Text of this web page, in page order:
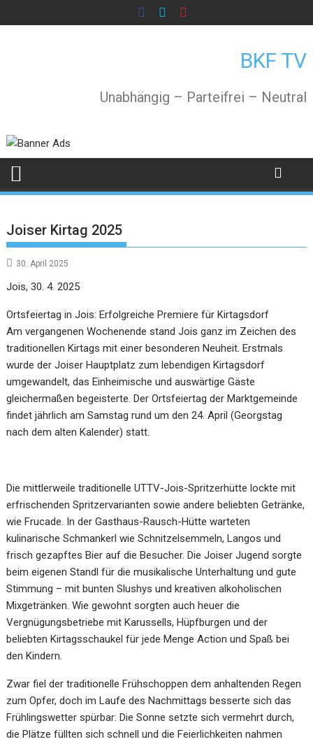
to
BKF TV
Unabhängig – Parteifrei – Neutral
Joiser Kirtag 2025
30. April 2025
Jois, 30. 4. 2025
Ortsfeiertag in Jois: Erfolgreiche Premiere für Kirtagsdorf
Am vergangenen Wochenende stand Jois ganz im Zeichen des
traditionellen Kirtags mit einer besonderen Neuheit. Erstmals
wurde der Joiser Hauptplatz zum lebendigen Kirtagsdorf
umgewandelt, das Einheimische und auswärtige Gäste
gleichermaßen begeisterte. Der Ortsfeiertag der Marktgemeinde
findet jährlich am Samstag rund um den 24. April (Georgstag
nach dem alten Kalender) statt.
Die mittlerweile traditionelle UTTV-Jois-Spritzerhütte lockte mit
erfrischenden Spritzervarianten sowie andere beliebten Getränke,
wie Frucade. In der Gasthaus-Rausch-Hütte warteten
kulinarische Schmankerl wie Schnitzelsemmeln, Langos und
frisch gezapftes Bier auf die Besucher. Die Joiser Jugend sorgte
beim eigenen Standl für die musikalische Unterhaltung und gute
Stimmung – mit bunten Slushys und kreativen alkoholischen
Mixgetränken. Wie gewohnt sorgten auch heuer die
Vergnügungsbetriebe mit Karussells, Hüpfburgen und der
beliebten Kirtagsschaukel für jede Menge Action und Spaß bei
den Kindern.
Zwar fiel der traditionelle Frühschoppen dem anhaltenden Regen
zum Opfer, doch im Laufe des Nachmittags besserte sich das
Frühlingswetter spürbar: Die Sonne setzte sich vermehrt durch,
die Plätze füllten sich schnell und die Feierlichkeiten nahmen